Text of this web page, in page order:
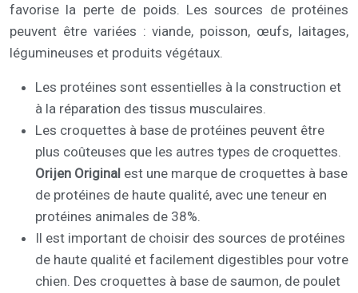
favorise la perte de poids. Les sources de protéines
peuvent être variées : viande, poisson, œufs, laitages,
légumineuses et produits végétaux.
Les protéines sont essentielles à la construction et
à la réparation des tissus musculaires.
Les croquettes à base de protéines peuvent être
plus coûteuses que les autres types de croquettes.
Orijen Original est une marque de croquettes à base
de protéines de haute qualité, avec une teneur en
protéines animales de 38%.
Il est important de choisir des sources de protéines
de haute qualité et facilement digestibles pour votre
chien. Des croquettes à base de saumon, de poulet